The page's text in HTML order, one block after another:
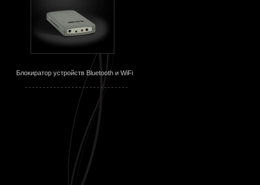
Блокиратор устройств Bluetooth и WiFi